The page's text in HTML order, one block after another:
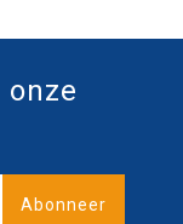
Abonneer